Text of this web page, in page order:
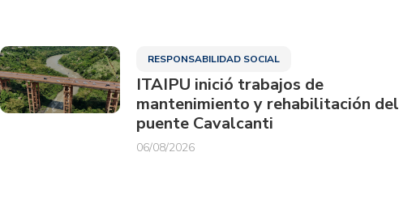
RESPONSABILIDAD SOCIAL
ITAIPU inició trabajos de
mantenimiento y rehabilitación del
puente Cavalcanti
06/08/2026